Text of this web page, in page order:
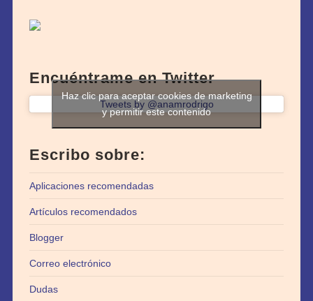
Encuéntrame en Twitter
Tweets by @anamrodrigo
Haz clic para aceptar cookies de marketing
y permitir este contenido
Escribo sobre:
Aplicaciones recomendadas
Artículos recomendados
Blogger
Correo electrónico
Dudas